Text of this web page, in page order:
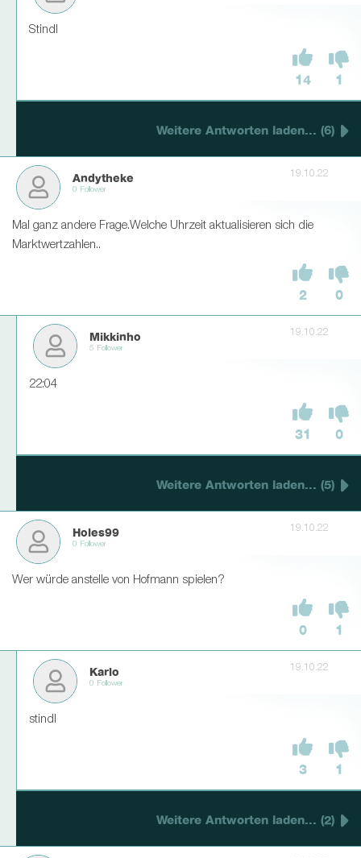
Stindl
14 1
Weitere Antworten laden... (6)
Andytheke
0 Follower
19.10.22
Mal ganz andere Frage.Welche Uhrzeit aktualisieren sich die
Marktwertzahlen..
2 0
Mikkinho
5 Follower
19.10.22
22:04
31 0
Weitere Antworten laden... (5)
Holes99
0 Follower
19.10.22
Wer würde anstelle von Hofmann spielen?
0 1
Karlo
0 Follower
19.10.22
stindl
3 1
Weitere Antworten laden... (2)